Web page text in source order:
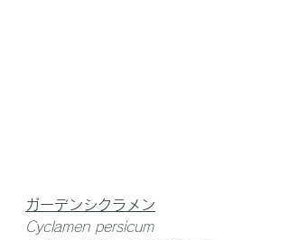
ガーデンシクラメン
Cyclamen persicum